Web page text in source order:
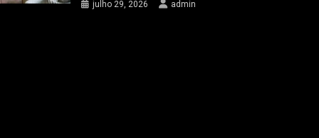
julho 29, 2026 admin